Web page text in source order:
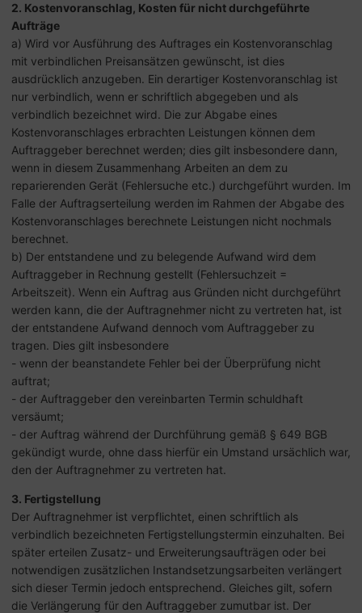
2. Kostenvoranschlag, Kosten für nicht durchgeführte
Aufträge
a) Wird vor Ausführung des Auftrages ein Kostenvoranschlag
mit verbindlichen Preisansätzen gewünscht, ist dies
ausdrücklich anzugeben. Ein derartiger Kostenvoranschlag ist
nur verbindlich, wenn er schriftlich abgegeben und als
verbindlich bezeichnet wird. Die zur Abgabe eines
Kostenvoranschlages erbrachten Leistungen können dem
Auftraggeber berechnet werden; dies gilt insbesondere dann,
wenn in diesem Zusammenhang Arbeiten an dem zu
reparierenden Gerät (Fehlersuche etc.) durchgeführt wurden. Im
Falle der Auftragserteilung werden im Rahmen der Abgabe des
Kostenvoranschlages berechnete Leistungen nicht nochmals
berechnet.
b) Der entstandene und zu belegende Aufwand wird dem
Auftraggeber in Rechnung gestellt (Fehlersuchzeit =
Arbeitszeit). Wenn ein Auftrag aus Gründen nicht durchgeführt
werden kann, die der Auftragnehmer nicht zu vertreten hat, ist
der entstandene Aufwand dennoch vom Auftraggeber zu
tragen. Dies gilt insbesondere
- wenn der beanstandete Fehler bei der Überprüfung nicht
auftrat;
- der Auftraggeber den vereinbarten Termin schuldhaft
versäumt;
- der Auftrag während der Durchführung gemäß § 649 BGB
gekündigt wurde, ohne dass hierfür ein Umstand ursächlich war,
den der Auftragnehmer zu vertreten hat.
3. Fertigstellung
Der Auftragnehmer ist verpflichtet, einen schriftlich als
verbindlich bezeichneten Fertigstellungstermin einzuhalten. Bei
später erteilen Zusatz- und Erweiterungsaufträgen oder bei
notwendigen zusätzlichen Instandsetzungsarbeiten verlängert
sich dieser Termin jedoch entsprechend. Gleiches gilt, sofern
die Verlängerung für den Auftraggeber zumutbar ist. Der